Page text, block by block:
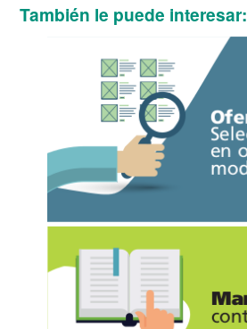
También le puede interesar: